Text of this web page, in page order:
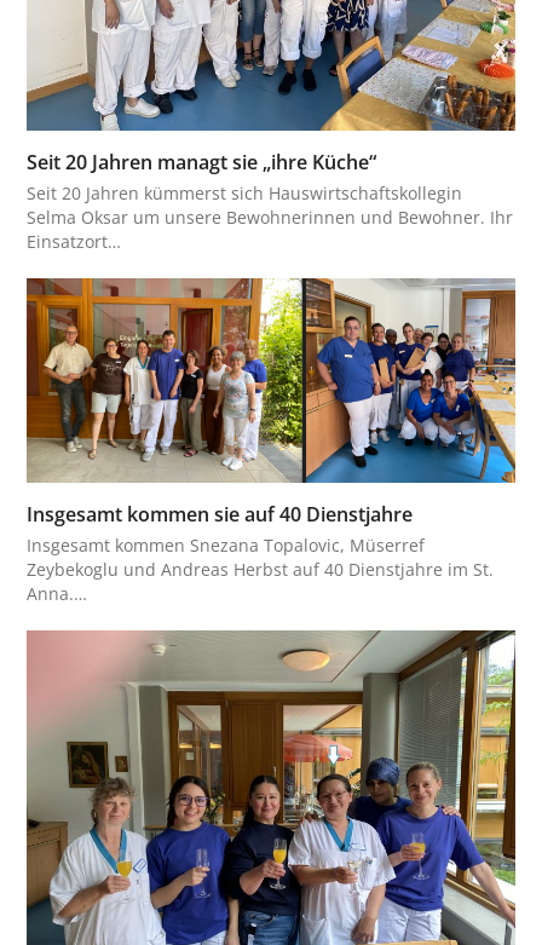
Seit 20 Jahren managt sie „ihre Küche“
Seit 20 Jahren kümmerst sich Hauswirtschaftskollegin
Selma Oksar um unsere Bewohnerinnen und Bewohner. Ihr
Einsatzort…
Insgesamt kommen sie auf 40 Dienstjahre
Insgesamt kommen Snezana Topalovic, Müserref
Zeybekoglu und Andreas Herbst auf 40 Dienstjahre im St.
Anna.…